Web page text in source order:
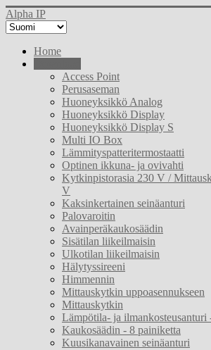
Alpha IP
Home
Access Point
Perusaseman
Huoneyksikkö Analog
Huoneyksikkö Display
Huoneyksikkö Display S
Multi IO Box
Lämmityspatteritermostaatti
Optinen ikkuna- ja ovivahti
Kytkinpistorasia 230 V /
V
Kaksinkertainen seinäanturi
Palovaroitin
Avainperäkaukosäädin
Sisätilan liikeilmaisin
Ulkotilan liikeilmaisin
Hälytyssireeni
Himmennin
Mittauskytkin uppoasennukseen
Mittauskytkin
Lämpötila- ja ilmankosteusanturi
Kaukosäädin - 8 painiketta
Kuusikanavainen seinäanturi